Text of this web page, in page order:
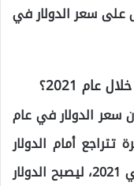
على سعر الدولار في
2021؟
سعر الدولار في عام
الليرة تتراجع أمام الدولار
منذ ذلك التاريخ وحتى يناير/كانون الثاني 2021، ليصبح الدولار